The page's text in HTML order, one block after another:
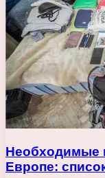
Необходимые
Европе: